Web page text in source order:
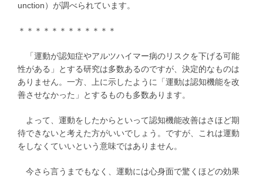
unction）が調べられています。
＊＊＊＊＊＊＊＊＊＊＊＊
「運動が認知症やアルツハイマー病のリスクを下げる可能
性がある」とする研究は多数あるのですが、決定的なものは
ありません。一方、上に示したように「運動は認知機能を改
善させなかった」とするものも多数あります。
よって、運動をしたからといって認知機能改善はさほど期
待できないと考えた方がいいでしょう。ですが、これは運動
をしなくていいという意味ではありません。
今さら言うまでもなく、運動には心身面で驚くほどの効果